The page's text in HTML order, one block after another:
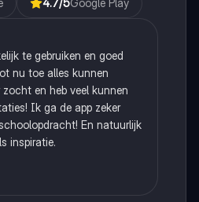
4.7/5Google Play
te gebruiken en goed
nu toe alles kunnen
en heb veel kunnen
Ik ga de app zeker
En natuurlijk
inspiratie.